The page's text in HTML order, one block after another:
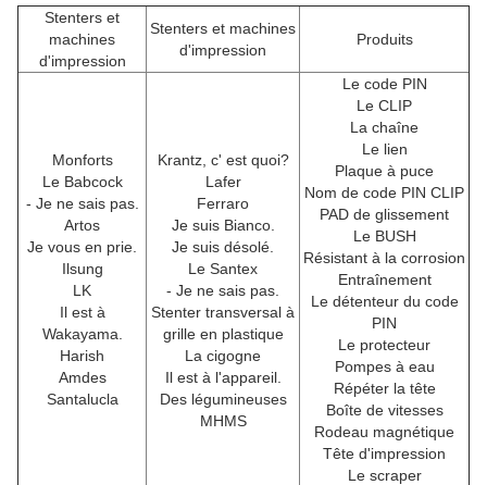
Stenters et
machines
d'impression
Stenters et machines
d'impression
Produits
Monforts
Le Babcock
- Je ne sais pas.
Artos
Je vous en prie.
Ilsung
LK
Il est à
Wakayama.
Harish
Amdes
Santalucla
Krantz, c' est quoi?
Lafer
Ferraro
Je suis Bianco.
Je suis désolé.
Le Santex
- Je ne sais pas.
Stenter transversal à
grille en plastique
La cigogne
Il est à l'appareil.
Des légumineuses
MHMS
Le code PIN
Le CLIP
La chaîne
Le lien
Plaque à puce
Nom de code PIN CLIP
PAD de glissement
Le BUSH
Résistant à la corrosion
Entraînement
Le détenteur du code
PIN
Le protecteur
Pompes à eau
Répéter la tête
Boîte de vitesses
Rodeau magnétique
Tête d'impression
Le scraper